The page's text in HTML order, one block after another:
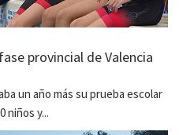
provincial de Valencia
un año más su prueba escolar
niños y...